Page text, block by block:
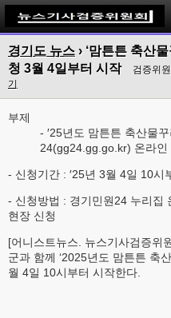
경기도 뉴스 › ‘맘튼튼 축산
청 3월 4일부터 시작
검증위
기
부제
- ′25년도 맘튼튼 축산물
24(gg24.gg.go.kr) 온라인
- 신청기간 : ′25년 3월 4일 10시
- 신청방법 : 경기민원24 누리집
현장 신청
[어니스트뉴스. 뉴스기사검증위
군과 함께 ‘2025년도 맘튼튼 축
월 4일 10시부터 시작한다.